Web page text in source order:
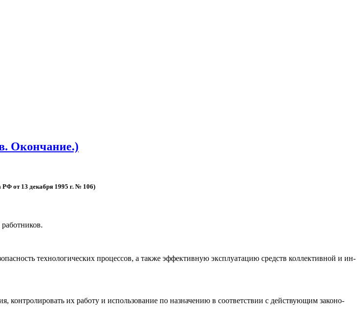
Окончание.)
РФ от 13 де­каб­ря 1995 г. № 106)
тех­но­логи­чес­ких про­цес­сов, а так­же эф­фектив­ную экс­плу­ата­цию средств кол­лектив­ной и ин­
их ра­боту и ис­поль­зо­вание по наз­на­чению в со­от­ветс­твии с дей­ству­ющим за­коно­